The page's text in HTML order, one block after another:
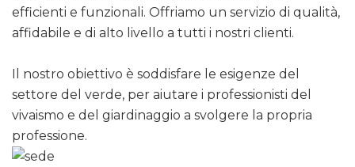
efficienti e funzionali. Offriamo un servizio di qualità,
affidabile e di alto livello a tutti i nostri clienti.
Il nostro obiettivo è soddisfare le esigenze del
settore del verde, per aiutare i professionisti del
vivaismo e del giardinaggio a svolgere la propria
professione.